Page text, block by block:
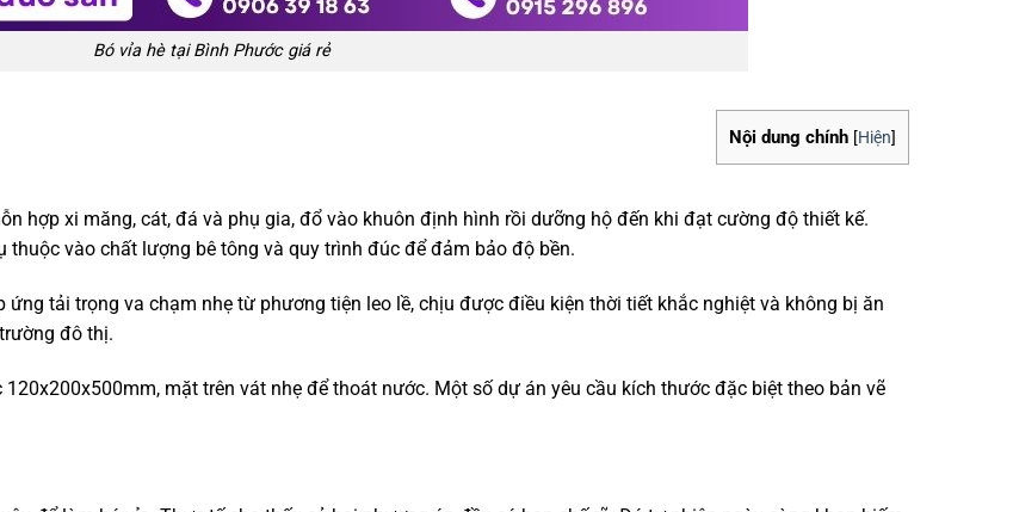
Bó vỉa hè tại Bình Phước giá rẻ
Nội dung chính [Hiện]
hợp xi măng, cát, đá và phụ gia, đổ vào khuôn định hình rồi dưỡng hộ đến khi đạt cường độ thiết kế.
thuộc vào chất lượng bê tông và quy trình đúc để đảm bảo độ bền.
tải trọng va chạm nhẹ từ phương tiện leo lề, chịu được điều kiện thời tiết khắc nghiệt và không bị ăn
đô thị.
mặt trên vát nhẹ để thoát nước. Một số dự án yêu cầu kích thước đặc biệt theo bản vẽ